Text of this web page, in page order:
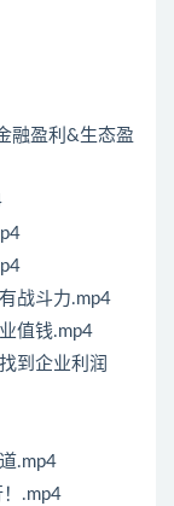
融盈利&生态盈
战斗力.mp4
值钱.mp4
到企业利润
.mp4
.mp4